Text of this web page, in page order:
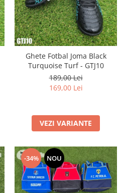
Ghete Fotbal Joma Black
Turquoise Turf - GTJ10
189,00 Lei
169,00 Lei
VEZI VARIANTE
-34% NOU